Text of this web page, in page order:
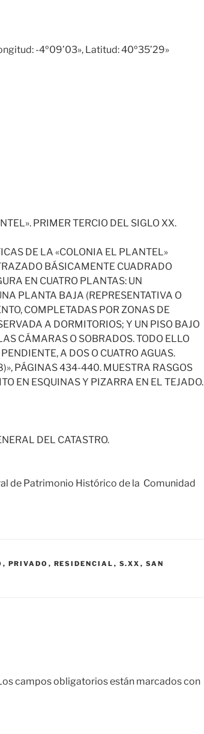
-4º09’03», Latitud: 40º35’29»
PRIMER TERCIO DEL SIGLO XX.
DE LA «COLONIA EL PLANTEL»
BÁSICAMENTE CUADRADO
EN CUATRO PLANTAS: UN
PLANTA BAJA (REPRESENTATIVA O
COMPLETADAS POR ZONAS DE
A DORMITORIOS; Y UN PISO BAJO
CÁMARAS O SOBRADOS. TODO ELLO
A DOS O CUATRO AGUAS.
PÁGINAS 434-440. MUESTRA RASGOS
EN ESQUINAS Y PIZARRA EN EL TEJADO.
DEL CATASTRO.
de Patrimonio Histórico de la Comunidad
, PRIVADO , RESIDENCIAL , S.XX , SAN
campos obligatorios están marcados con